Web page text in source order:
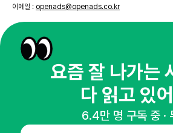
이메일 : openads@openads.co.kr
이용약관개인정보처리방침
threadkakaotalk
© NHN AD. All rights reserved.
요즘 잘 나가는
다 읽고 있
6.4만 명 구독 중 ·